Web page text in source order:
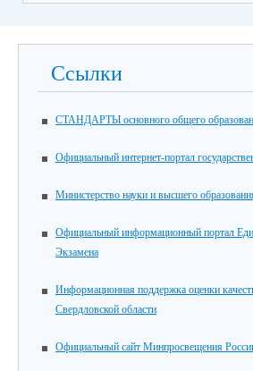
Ссылки
СТАНДАРТЫ основного общего
Официальный интернет-портал
Министерство науки и высшего
Официальный информационный портал
Экзамена
Информационная поддержка оценки
Свердловской области
Официальный сайт Минпросвещения